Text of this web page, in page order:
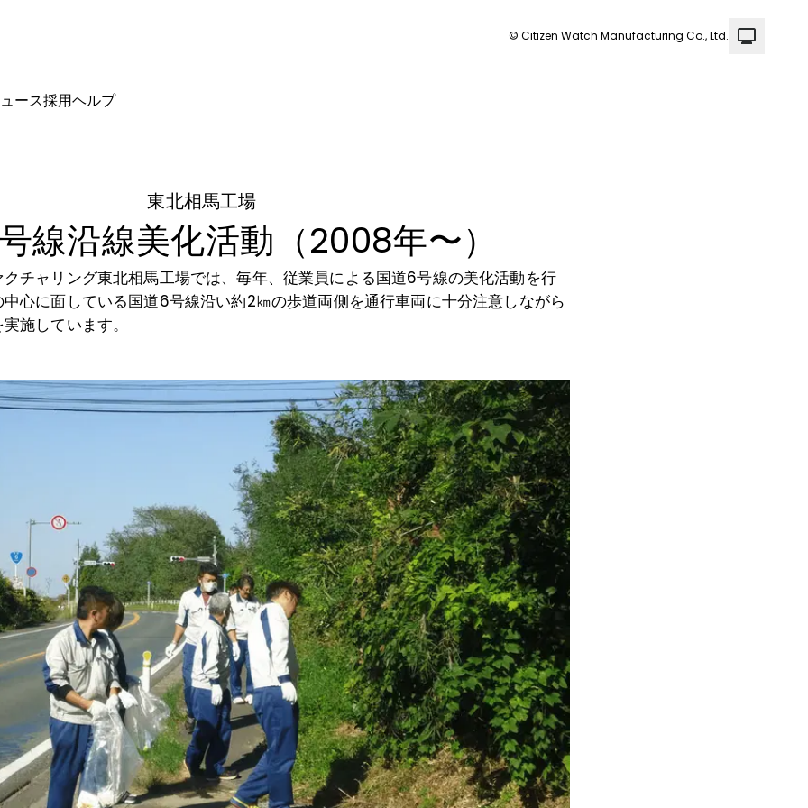
© Citizen Watch Manufacturing Co., Ltd.
ース採用ヘルプ
東北相馬工場
線沿線美化活動（2008年〜）
チャリング東北相馬工場では、毎年、従業員による国道6号線の美化活動を行
心に面している国道6号線沿い約2㎞の歩道両側を通行車両に十分注意しながら
施しています。